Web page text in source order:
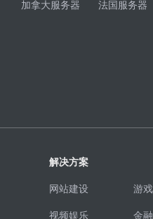
加拿大服务器 法国服务器
解决方案
网站建设 游
视频娱乐 金